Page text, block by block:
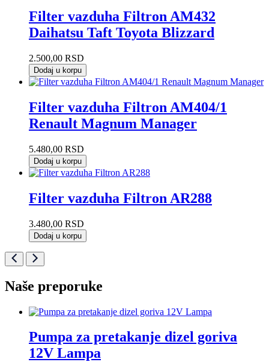
Filter vazduha Filtron AM432
Daihatsu Taft Toyota Blizzard
2.500,00 RSD
Dodaj u korpu
Filter vazduha Filtron AM404/1
Renault Magnum Manager
5.480,00 RSD
Dodaj u korpu
Filter vazduha Filtron AR288
3.480,00 RSD
Dodaj u korpu
Naše preporuke
Pumpa za pretakanje dizel goriva
12V Lampa